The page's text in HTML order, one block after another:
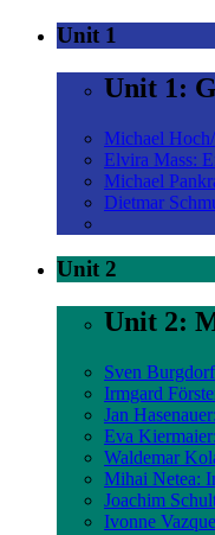
Unit 1
Unit 1:
Michael
Elvira Mass:
Michael
Dietmar
Unit 2
Unit 2:
Sven
Irmgard
Jan
Eva
Waldemar
Mihai Netea:
Joachim
Ivonne